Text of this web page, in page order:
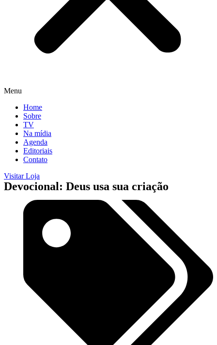
Menu
Home
Sobre
TV
Na mídia
Agenda
Editoriais
Contato
Visitar Loja
Devocional: Deus usa sua criação